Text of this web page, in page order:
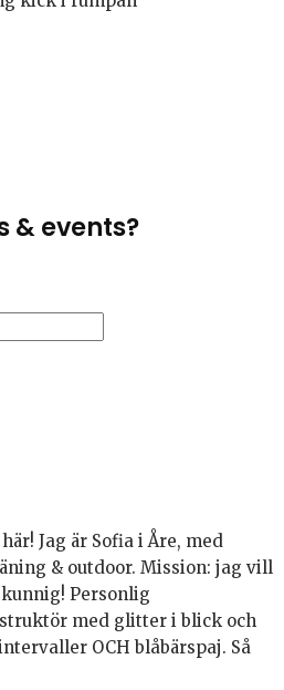
& events?
Jag är Sofia i Åre, med
& outdoor. Mission: jag vill
Personlig
med glitter i blick och
OCH blåbärspaj. Så